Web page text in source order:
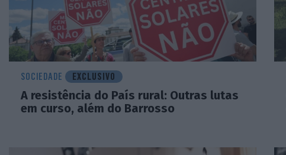
SOCIEDADE EXCLUSIVO
A resistência do País rural: Outras lutas
em curso, além do Barrosso